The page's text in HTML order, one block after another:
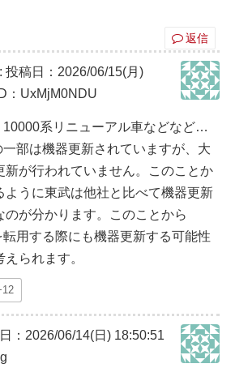
返信
投稿日：2026/06/15(月)
ID：UxMjM0NDU
10000系リニューアル車などなど…
部は機器更新されていますが、大
新が行われていません。このことか
ように東武は他社と比べて機器更新
のが分かります。このことから
用する際にも機器更新する可能性
られます。
：2026/06/14(日) 18:50:51